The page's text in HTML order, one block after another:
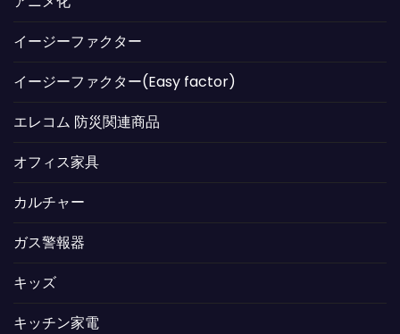
イージーファクター
イージーファクター(Easy factor)
エレコム 防災関連商品
オフィス家具
カルチャー
ガス警報器
キッズ
キッチン家電